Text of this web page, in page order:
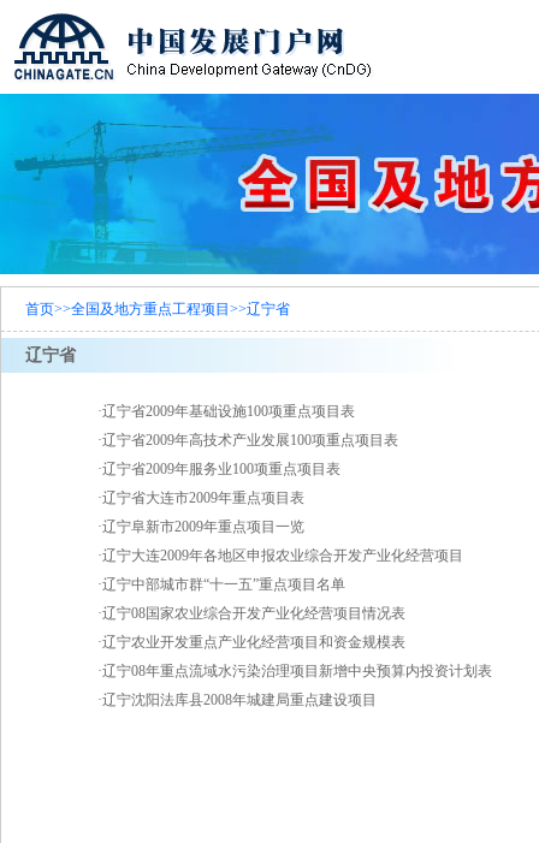
首页>>全国及地方重点工程项目 >>辽宁省
辽宁省
·辽宁省2009年基础设施100项重点项目表
·辽宁省2009年高技术产业发展100项重点项目表
·辽宁省2009年服务业100项重点项目表
·辽宁省大连市2009年重点项目表
·辽宁阜新市2009年重点项目一览
·辽宁大连2009年各地区申报农业综合开发产业化经营项目
·辽宁中部城市群“十一五”重点项目名单
·辽宁08国家农业综合开发产业化经营项目情况表
·辽宁农业开发重点产业化经营项目和资金规模表
·辽宁08年重点流域水污染治理项目新增中央预算内投资计划表
·辽宁沈阳法库县2008年城建局重点建设项目